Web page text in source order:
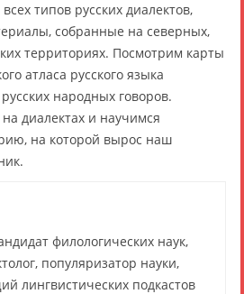
типов русских диалектов,
собранные на северных,
территориях. Посмотрим карты
атласа русского языка
народных говоров.
диалектах и научимся
на которой вырос наш
филологических наук,
популяризатор науки,
лингвистических подкастов